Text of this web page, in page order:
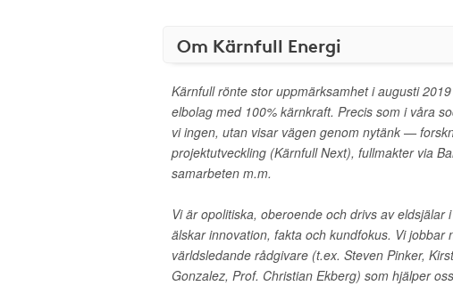
Om Kärnfull Energi
Kärnfull rönte stor uppmärksamhet i augusti
elbolag med 100% kärnkraft. Precis som i våra
vi ingen, utan visar vägen genom nytänk —
projektutveckling (Kärnfull Next), fullmakter via
samarbeten m.m.
Vi är opolitiska, oberoende och drivs av eldsjälar
älskar innovation, fakta och kundfokus. Vi jobbar
världsledande rådgivare (t.ex. Steven Pinker,
Gonzalez, Prof. Christian Ekberg) som hjälper